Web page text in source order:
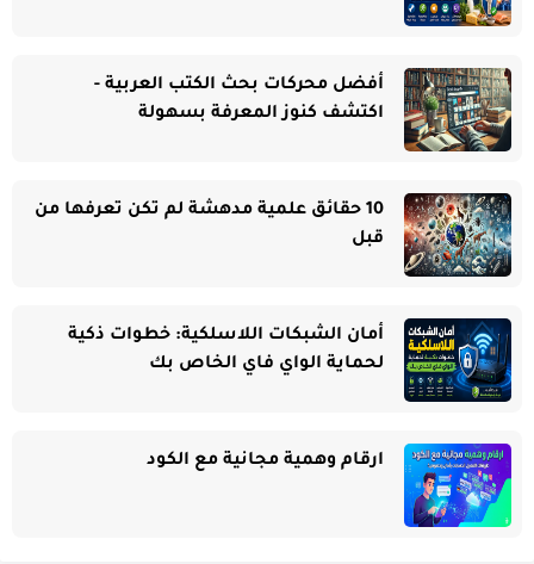
أفضل محركات بحث الكتب العربية -
اكتشف كنوز المعرفة بسهولة
10 حقائق علمية مدهشة لم تكن تعرفها من
قبل
أمان الشبكات اللاسلكية: خطوات ذكية
لحماية الواي فاي الخاص بك
ارقام وهمية مجانية مع الكود